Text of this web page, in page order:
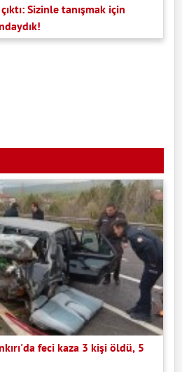
Sizinle tanışmak için
kaza 3 kişi öldü, 5